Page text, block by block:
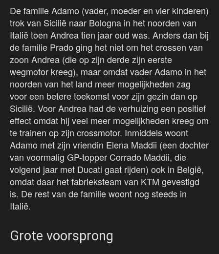
De familie Adamo (vader, moeder en vier kinderen)
trok van Sicilië naar Bologna in het noorden van
Italië toen Andrea tien jaar oud was. Anders dan bij
de familie Prado ging het niet om het crossen van
zoon Andrea (die op zijn derde zijn eerste
wegmotor kreeg), maar omdat vader Adamo in het
noorden van het land meer mogelijkheden zag
voor een betere toekomst voor zijn gezin dan op
Sicilië. Voor Andrea had de verhuizing een positief
effect omdat hij veel meer mogelijkheden kreeg om
te trainen op zijn crossmotor. Inmiddels woont
Adamo met zijn vriendin Elena Maddii (een dochter
van voormalig GP-topper Corrado Maddii, die
volgend jaar met Ducati gaat rijden) ook in België,
omdat daar het fabrieksteam van KTM gevestigd
is. De rest van de familie woont nog steeds in
Italië.
Grote voorsprong